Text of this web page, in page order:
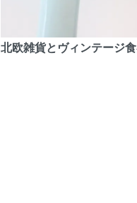
北欧雑貨とヴィンテージ